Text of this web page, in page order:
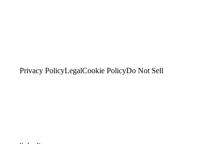
Privacy PolicyLegalCookie PolicyDo Not Sell